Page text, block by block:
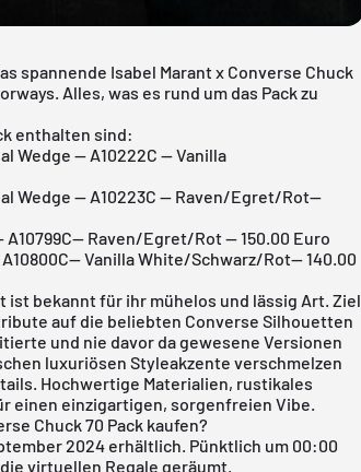
spannende Isabel Marant x Converse Chuck
Alles, was es rund um das Pack zu
enthalten sind:
Wedge -- A10222C -- Vanilla
Wedge -- A10223C -- Raven/Egret/Rot--
Raven/Egret/Rot -- 150.00 Euro
Vanilla White/Schwarz/Rot-- 140.00
ist bekannt für ihr mühelos und lässig Art. Ziel
auf die beliebten Converse Silhouetten
und nie davor da gewesene Versionen
luxuriösen Styleakzente verschmelzen
Hochwertige Materialien, rustikales
einen einzigartigen, sorgenfreien Vibe.
Chuck 70 Pack kaufen?
2024 erhältlich. Pünktlich um 00:00
virtuellen Regale geräumt.